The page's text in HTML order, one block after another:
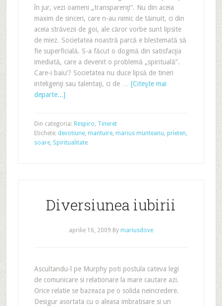
în jur, vezi oameni „transparenţi”. Nu din aceia
maxim de sinceri, care n-au nimic de tăinuit, ci din
aceia străvezii de goi, ale căror vorbe sunt lipsite
de miez. Societatea noastră parcă e blestemată să
fie superficială. S-a făcut o dogmă din satisfacţia
imediată, care a devenit o problemă „spirituală”.
Care-i baiu’? Societatea nu duce lipsă de tineri
inteligenţi sau talentaţi, ci de … [Citeşte mai
departe...]
Din categoria: Respiro, Tineret
Etichete: devotiune, mantuire, marius munteanu, prieten,
soare, Spiritualitate
Diversiunea iubirii
aprilie 16, 2009 By mariusdove
Ascultandu-l pe Murphy poti postula cateva legi
de comunicare si relationare la mare cautare azi.
Orice relatie se bazeaza pe o solida neincredere.
Desigur asortata cu o aleasa imbratisare si un